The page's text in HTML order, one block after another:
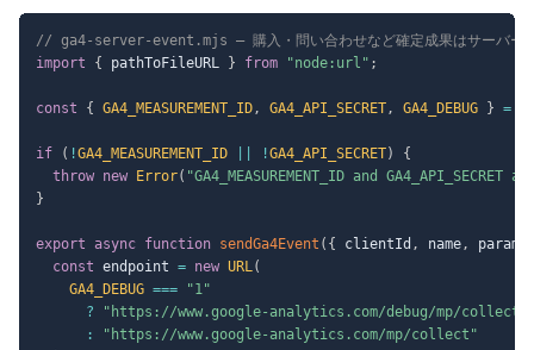
// ga4-server-event.mjs — 購入・問い合わせなど確定成果はサーバー
import
{ pathToFileURL } from "node:url" ;
const { GA4_MEASUREMENT_ID, GA4_API_SECRET, GA4_DEBUG } =
if ( !GA4_MEASUREMENT_ID !GA4_API_SECRET)
{
throw new Error( "GA4_MEASUREMENT_ID and
}
export async function sendGa4Event ( { clientId , name,
const endpoint = new URL(
GA4_DEBUG ===
"1"
?
"https://www.google-analytics.com/debug/mp/collect"
:
"https://www.google-analytics.com/mp/collect"